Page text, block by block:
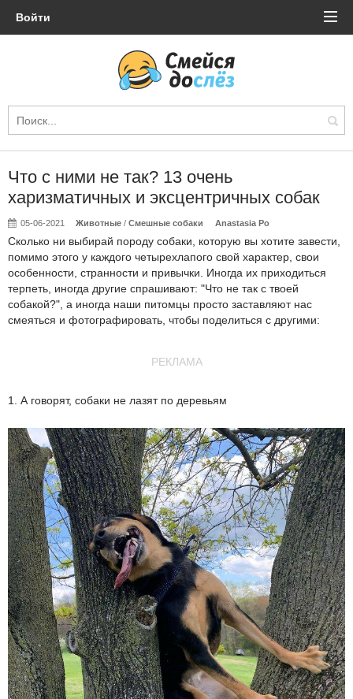
Войти
Что с ними не так? 13 очень
харизматичных и эксцентричных собак
05-06-2021 Животные /Смешные собаки Anastasia Po
Сколько ни выбирай породу собаки, которую вы хотите завести,
помимо этого у каждого четырехлапого свой характер, свои
особенности, странности и привычки. Иногда их приходиться
терпеть, иногда другие спрашивают: "Что не так с твоей
собакой?", а иногда наши питомцы просто заставляют нас
смеяться и фотографировать, чтобы поделиться с другими:
РЕКЛАМА
1. А говорят, собаки не лазят по деревьям